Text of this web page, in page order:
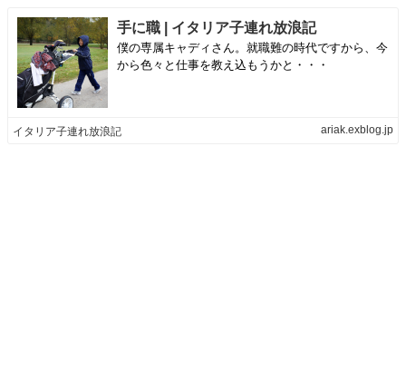
手に職 | イタリア子連れ放浪記
僕の専属キャディさん。就職難の時代ですから、今
から色々と仕事を教え込もうかと・・・
イタリア子連れ放浪記 ariak.exblog.jp